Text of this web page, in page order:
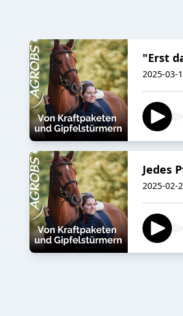
"Erst
2025-03-
Jedes
2025-02-